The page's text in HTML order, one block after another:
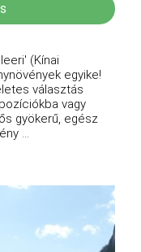
(Kínai
egyike!
választás
vagy
gyökerű, egész
...